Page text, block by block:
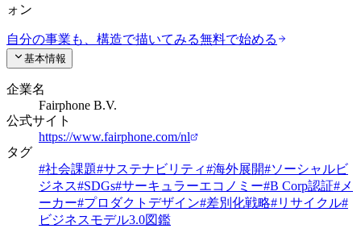
ォン
自分の事業も、構造で描いてみる無料で始める
基本情報
企業名
Fairphone B.V.
公式サイト
https://www.fairphone.com/nl
タグ
#社会課題#サステナビリティ#海外展開#ソーシャルビ
ジネス#SDGs#サーキュラーエコノミー#B Corp認証# メ
ーカー#プロダクトデザイン#差別化戦略#リサイクル#
ビジネスモデル3.0図鑑